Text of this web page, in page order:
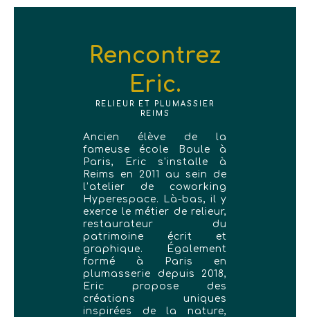
Rencontrez
Eric.
RELIEUR ET PLUMASSIER
REIMS
Ancien élève de la
fameuse école Boule à
Paris, Eric s'installe à
Reims en 2011 au sein de
l’atelier de coworking
Hyperespace. Là-bas, il y
exerce le métier de relieur,
restaurateur du
patrimoine écrit et
graphique. Également
formé à Paris en
plumasserie depuis 2018,
Eric propose des
créations uniques
inspirées de la nature,